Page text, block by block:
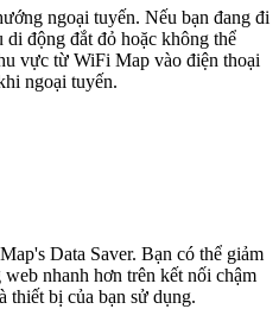
ngoại tuyến. Nếu bạn đang đi
động đắt đỏ hoặc không thể
vực từ WiFi Map vào điện thoại
ngoại tuyến.
Data Saver. Bạn có thể giảm
nhanh hơn trên kết nối chậm
thiết bị của bạn sử dụng.